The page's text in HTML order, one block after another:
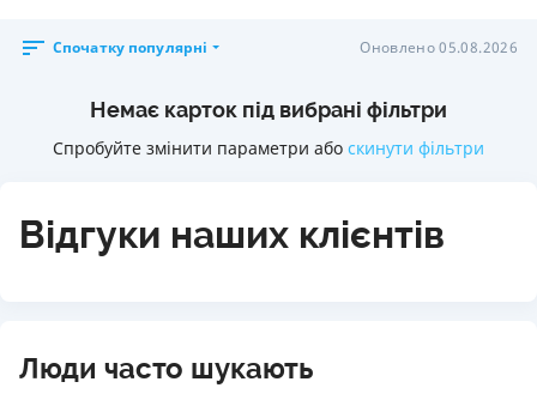
Спочатку популярні Оновлено 05.08.2026
Немає карток під вибрані фільтри
Спробуйте змінити параметри або скинути фільтри
Відгуки наших клієнтів
Люди часто шукають